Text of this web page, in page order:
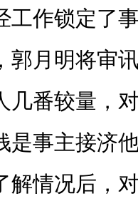
工作锁定了
郭月明将审
几番较量，
是事主接济
解情况后，